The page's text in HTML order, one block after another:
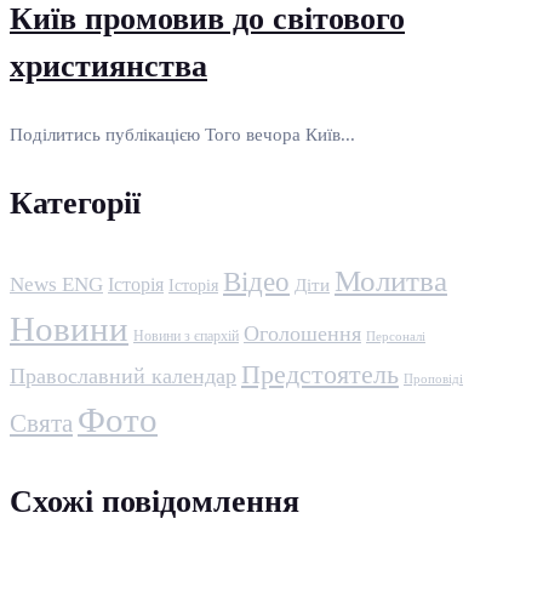
Київ промовив до світового
християнства
Поділитись публікацією Того вечора Київ...
Категорії
News ENG Історія Історія Відео Діти Молитва
Новини Новини з єпархій Оголошення Персоналі
Православний календар Предстоятель Проповіді
Свята Фото
Схожі повідомлення